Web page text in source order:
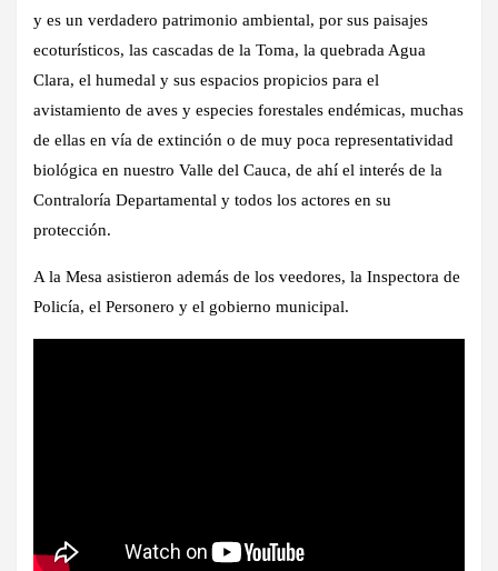
y es un verdadero patrimonio ambiental, por sus paisajes
ecoturísticos, las cascadas de la Toma, la quebrada Agua
Clara, el humedal y sus espacios propicios para el
avistamiento de aves y especies forestales endémicas, muchas
de ellas en vía de extinción o de muy poca representatividad
biológica en nuestro Valle del Cauca, de ahí el interés de la
Contraloría Departamental y todos los actores en su
protección.
A la Mesa asistieron además de los veedores, la Inspectora de
Policía, el Personero y el gobierno municipal.